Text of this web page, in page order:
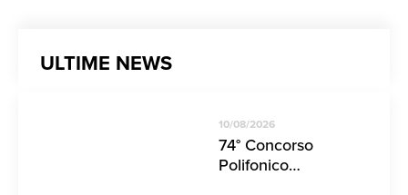
ULTIME NEWS
74° Concorso
Polifonico
10/08/2026